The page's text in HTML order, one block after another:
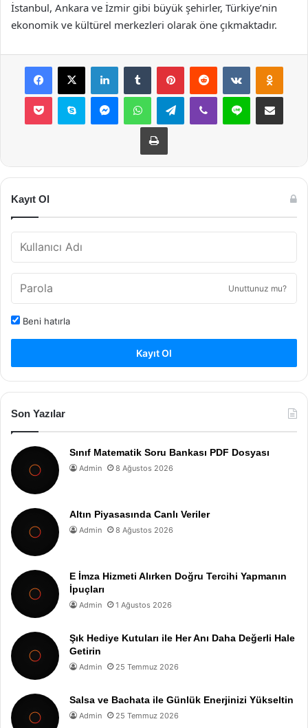
İstanbul, Ankara ve İzmir gibi büyük şehirler, Türkiye’nin
ekonomik ve kültürel merkezleri olarak öne çıkmaktadır.
Facebook
X LinkedInTumblr PinterestReddit VKontakte
Pocket Skype MessengerWhatsAppTelegramViber Line E-Posta ile
Yazdır
Kayıt Ol
Unuttunuz mu?
Beni hatırla
Kayıt Ol
Son Yazılar
Sınıf Matematik Soru Bankası PDF Dosyası
Admin 8 Ağustos 2026
Altın Piyasasında Canlı Veriler
Admin 8 Ağustos 2026
E İmza Hizmeti Alırken Doğru Tercihi Yapmanın
İpuçları
Admin 1 Ağustos 2026
Şık Hediye Kutuları ile Her Anı Daha Değerli Hale
Getirin
Admin 25 Temmuz 2026
Salsa ve Bachata ile Günlük Enerjinizi Yükseltin
Admin 25 Temmuz 2026